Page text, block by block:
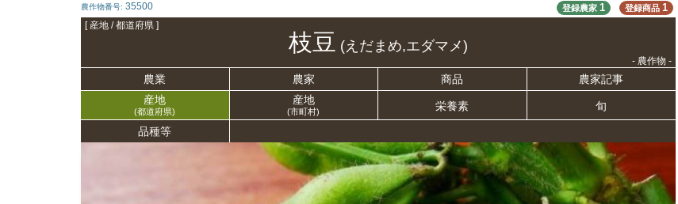
農作物番号: 35500 登録農家 1 登録商品 1
[ 産地 / 都道府県 ]
枝豆 (えだまめ,エダマメ)
- 農作物 -
農業 農家 商品
農家記事
産地
(都道府県)
産地
(市町村) 栄養素 旬
品種等